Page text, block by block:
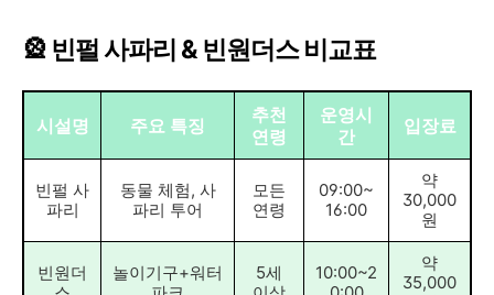
🎡 빈펄 사파리 & 빈원더스 비교표
시설명 주요 특징
추천
연령
운영시
간
입장료
빈펄 사
파리
동물 체험, 사
파리 투어
모든
연령
09:00~
16:00
약
30,000
원
빈원더
놀이기구+워터
5세
10:00~2
약
35,000